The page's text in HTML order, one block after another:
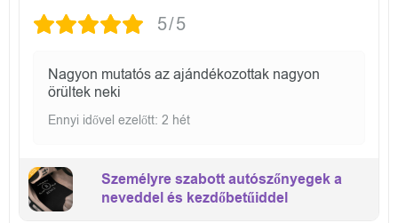
5/5
Nagyon mutatós az ajándékozottak nagyon
örültek neki
Ennyi idővel ezelőtt: 2 hét
Személyre szabott autószőnyegek a
neveddel és kezdőbetűiddel